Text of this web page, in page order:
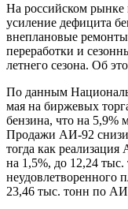
На российском рынке
усиление дефицита
внеплановые
переработки и
летнего сезона. Об
По данным
мая на биржевых
бензина, что на 5,9%
Продажи АИ‑92
тогда как
на 1,5%, до 12,24
неудовлетворенного
23,46 тыс. тонн по